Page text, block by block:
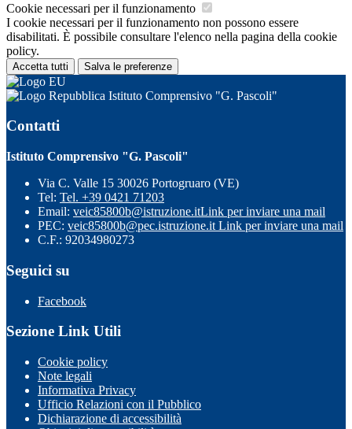
Cookie necessari per il funzionamento
I cookie necessari per il funzionamento non possono essere
disabilitati. È possibile consultare l'elenco nella pagina della cookie
policy.
Accetta tutti Salva le preferenze
Istituto Comprensivo "G. Pascoli"
Contatti
Istituto Comprensivo "G. Pascoli"
Via C. Valle 15 30026 Portogruaro (VE)
Tel: Tel. +39 0421 71203
Email: veic85800b@istruzione.itLink per inviare una mail
PEC: veic85800b@pec.istruzione.it Link per inviare una mail
C.F.: 92034980273
Seguici su
Facebook
Sezione Link Utili
Cookie policy
Note legali
Informativa Privacy
Ufficio Relazioni con il Pubblico
Dichiarazione di accessibilità